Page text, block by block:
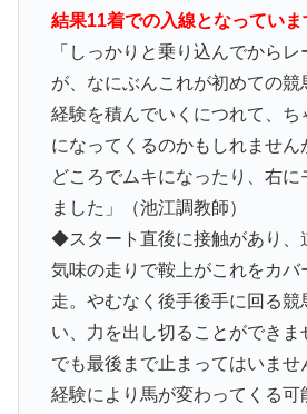
結果11着での入線となっていま
「しっかりと乗り込んでから
が、なにぶんこれが初めての競
経験を積んでいくにつれて、ち
になってくるのかもしれません
どころでムキになったり、右に
ました」（池江調教師）
◆スタート直後に接触があり、
気味の走りで鞍上がこれをカバ
走。やむなく後手後手に回る競
い、力を出し切ることができま
でも最後まで止まってはいませ
経験により馬が変わってくる可